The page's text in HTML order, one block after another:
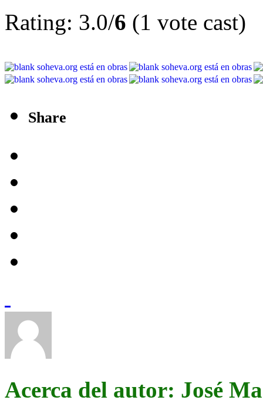
Rating: 3.0/6 (1 vote cast)
Share
Acerca del autor: José